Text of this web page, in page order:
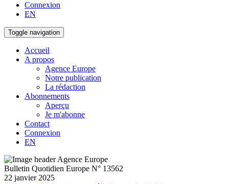
Connexion
EN
Toggle navigation
Accueil
A propos
Agence Europe
Notre publication
La rédaction
Abonnements
Aperçu
Je m'abonne
Contact
Connexion
EN
Bulletin Quotidien Europe N° 13562
22 janvier 2025